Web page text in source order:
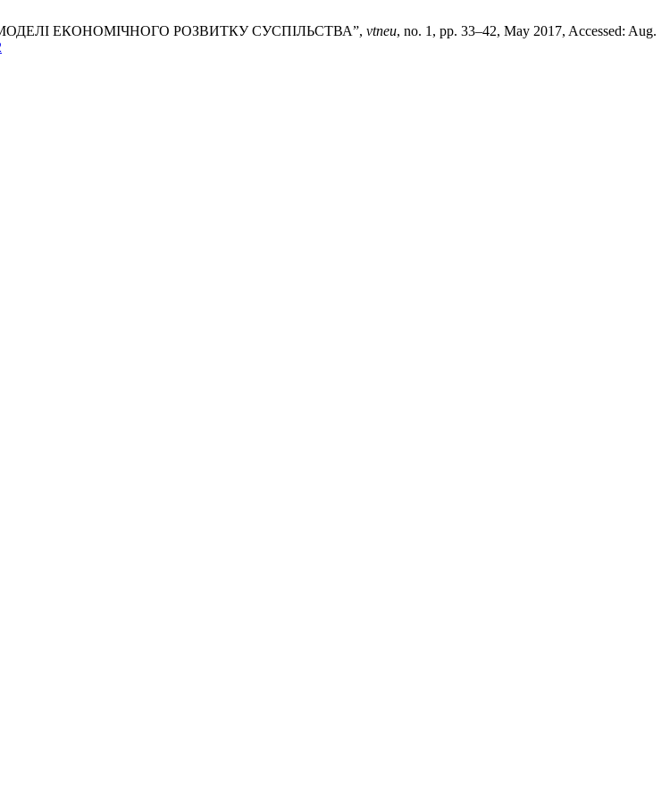
ЕКОНОМІЧНОГО РОЗВИТКУ СУСПІЛЬСТВА”, vtneu, no. 1, pp. 33–42, May 2017, Accessed: Aug.